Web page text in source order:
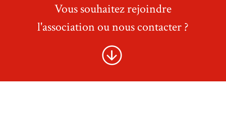
Vous souhaitez rejoindre
l'association ou nous contacter ?